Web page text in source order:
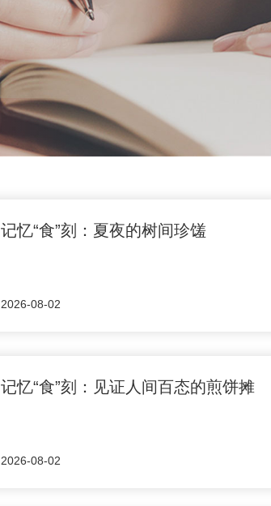
记忆“食”刻：夏夜的树间珍馐
2026-08-02
记忆“食”刻：见证人间百态的煎饼摊
2026-08-02